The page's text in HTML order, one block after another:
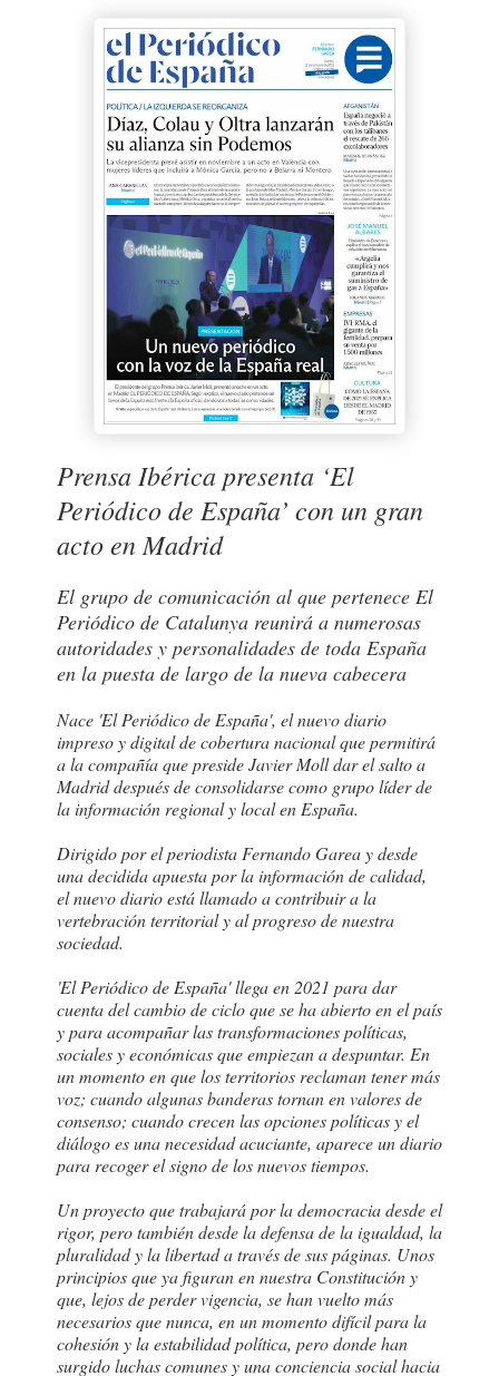
Prensa Ibérica presenta ‘El
Periódico de España’ con un gran
acto en Madrid
El grupo de comunicación al que pertenece El
Periódico de Catalunya reunirá a numerosas
autoridades y personalidades de toda España
en la puesta de largo de la nueva cabecera
Nace 'El Periódico de España', el nuevo diario
impreso y digital de cobertura nacional que permitirá
a la compañía que preside Javier Moll dar el salto a
Madrid después de consolidarse como grupo líder de
la información regional y local en España.
Dirigido por el periodista Fernando Garea y desde
una decidida apuesta por la información de calidad,
el nuevo diario está llamado a contribuir a la
vertebración territorial y al progreso de nuestra
sociedad.
'El Periódico de España' llega en 2021 para dar
cuenta del cambio de ciclo que se ha abierto en el país
y para acompañar las transformaciones políticas,
sociales y económicas que empiezan a despuntar. En
un momento en que los territorios reclaman tener más
voz; cuando algunas banderas tornan en valores de
consenso; cuando crecen las opciones políticas y el
diálogo es una necesidad acuciante, aparece un diario
para recoger el signo de los nuevos tiempos.
Un proyecto que trabajará por la democracia desde el
rigor, pero también desde la defensa de la igualdad, la
pluralidad y la libertad a través de sus páginas. Unos
principios que ya figuran en nuestra Constitución y
que, lejos de perder vigencia, se han vuelto más
necesarios que nunca, en un momento difícil para la
cohesión y la estabilidad política, pero donde han
surgido luchas comunes y una conciencia social hacia